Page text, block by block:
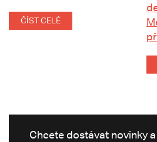
ČÍST CELÉ
Chcete dostávat novinky